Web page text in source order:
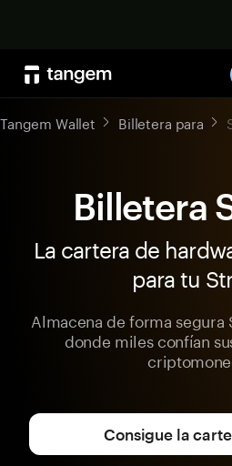
Tangem Wallet Billetera para
Billetera
La cartera de
para tu
Almacena de forma segura
donde miles confían
Consigue la